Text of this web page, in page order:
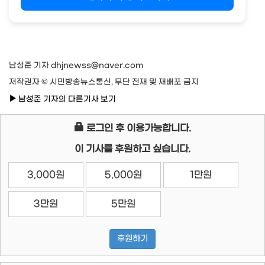
남성준 기자 dhjnewss@naver.com
저작권자 © 시민방송뉴스통신, 무단 전재 및 재배포 금지
남성준 기자의 다른기사 보기
로그인 후 이용가능합니다.
이 기사를 후원하고 싶습니다.
3,000원 5,000원 1만원
3만원 5만원
후원하기